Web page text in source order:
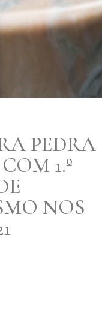
PEDRA
1.º
NOS